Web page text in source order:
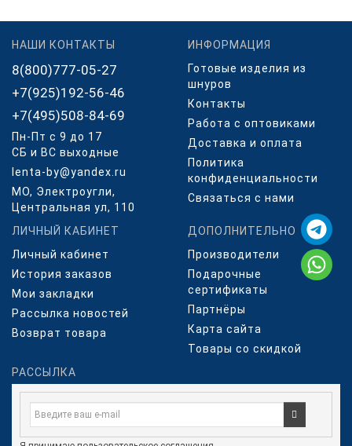
НАШИ КОНТАКТЫ
8(800)777-05-27
+7(925)192-56-46
+7(495)508-84-69
Пн-Пт с 9 до 17
СБ и ВС выходные
lenta-by@yandex.ru
МО, Электроугли,
Центральная ул, 110
ИНФОРМАЦИЯ
Готовые изделия из
шнуров
Контакты
Работа с оптовиками
Доставка и оплата
Политика
конфиденциальности
Связаться с нами
ЛИЧНЫЙ КАБИНЕТ
Личный кабинет
История заказов
Мои закладки
Рассылка новостей
Возврат товара
ДОПОЛНИТЕЛЬНО
Производители
Подарочные
сертификаты
Партнёры
Карта сайта
Товары со скидкой
РАССЫЛКА